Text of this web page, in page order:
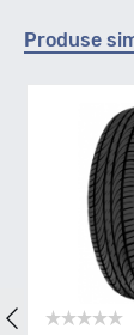
Indice
Clasa de
Produse